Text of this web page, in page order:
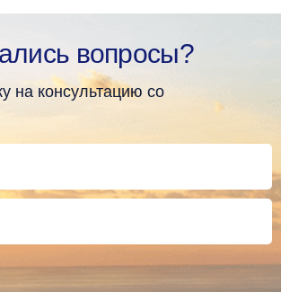
вопросы?
на консультацию со